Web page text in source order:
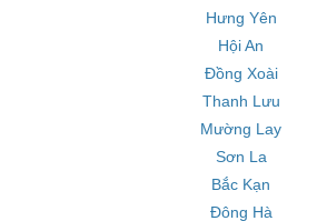
Hưng Yên
Hội An
Đồng Xoài
Thanh Lưu
Mường Lay
Sơn La
Bắc Kạn
Đông Hà